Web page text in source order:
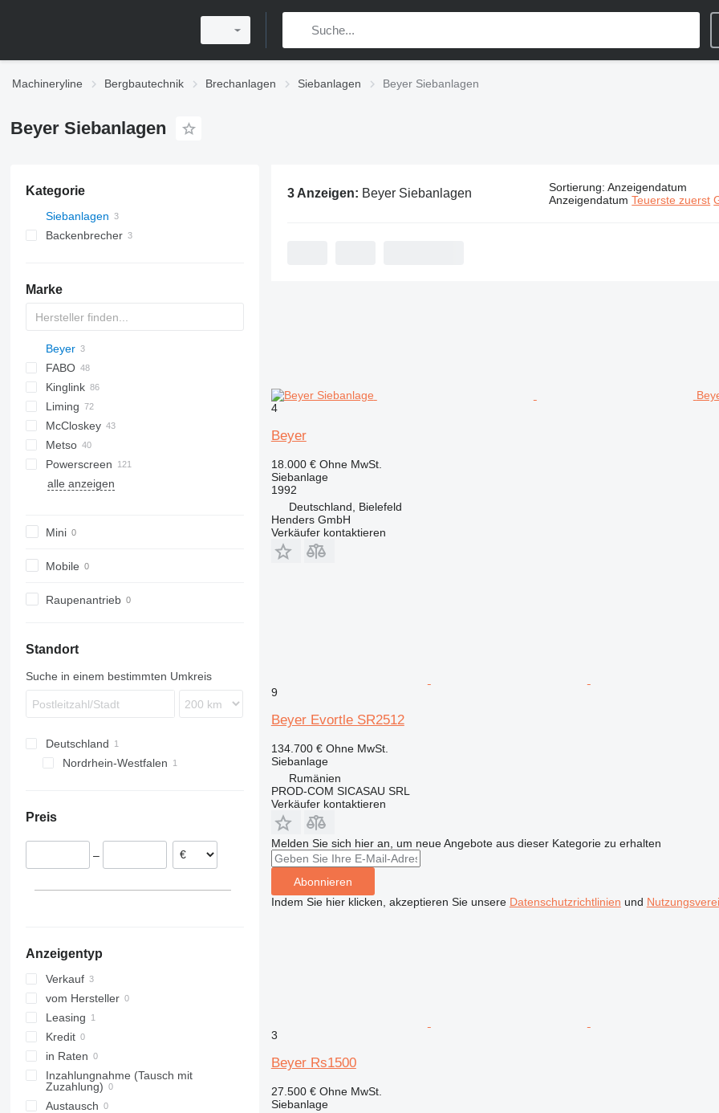
Machineryline Bergbautechnik Brechanlagen Siebanlagen‎ Beyer Siebanlagen‎
Beyer Siebanlagen‎
Kategorie
Siebanlagen‎
Backenbrecher
Marke
DF
Beyer
60
SM
E-series
S-series
FABO
FTB
FTI
FTS
Fullstar
MCK
ME
542
640
PC
Combo
Explorer
Frontier
Novum
Kinglink
2LSX
KL
ZSW
Mobiscreen
Liming
516
McCloskey
R-series
S-series
V-series
Metso
Lokotrack
Nordberg
Powerscreen
Chieftain
MPB
CS
Remax
QA
820
683
T5
1412
Orbital 3000
alle anzeigen
Mini
Mobile
Raupenantrieb
Standort
Suche in einem bestimmten Umkreis
Deutschland
Nordrhein-Westfalen
Preis
–
Anzeigentyp
Verkauf
vom Hersteller
Leasing
Kredit
in Raten
Inzahlungnahme (Tausch mit
Zuzahlung)
Austausch
3 Anzeigen: Beyer Siebanlagen‎ Sortierung: Anzeigendatum
Anzeigendatum Teuerste zuerst
4
Beyer
18.000 € Ohne MwSt.
Siebanlage
1992
Deutschland, Bielefeld
Henders GmbH
Verkäufer kontaktieren
9
Beyer Evortle SR2512
134.700 € Ohne MwSt.
Siebanlage
Rumänien
PROD-COM SICASAU SRL
Verkäufer kontaktieren
Melden Sie sich hier an, um neue Angebote aus dieser Kategorie zu erhalten
Abonnieren
Indem Sie hier klicken, akzeptieren Sie unsere Datenschutzrichtlinien und
3
Beyer Rs1500
27.500 € Ohne MwSt.
Siebanlage